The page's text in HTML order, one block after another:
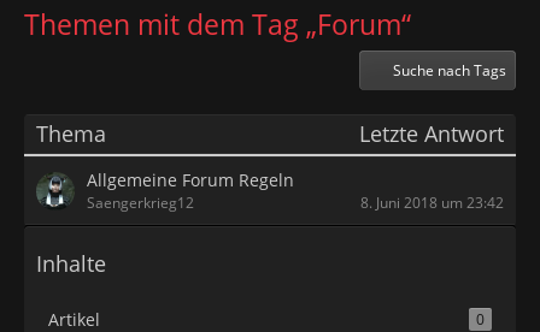
Themen mit dem Tag „Forum“
Suche nach Tags
Thema Letzte Antwort
Allgemeine Forum Regeln
Saengerkrieg12 8. Juni 2018 um 23:42
Inhalte
Artikel 0